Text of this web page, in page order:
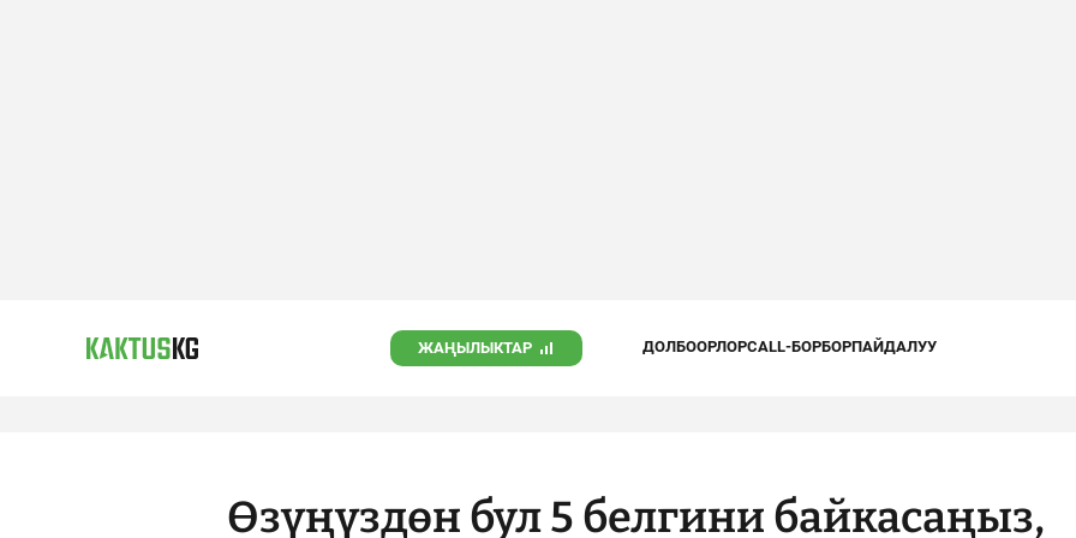
ЖАҢЫЛЫКТАР ДОЛБООРЛОРCALL-БОРБОРПАЙДАЛУУ
Өзүңүздөн бул 5 белгини байкасаңыз,